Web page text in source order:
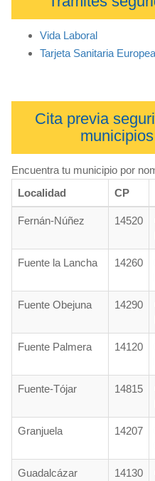
Vida Laboral
Tarjeta Sanitaria Europea
Cita previa
Encuentra tu municipio por
Localidad
CP
Fernán-Núñez 14520
Fuente la Lancha 14260
Fuente Obejuna 14290
Fuente Palmera 14120
Fuente-Tójar 14815
Granjuela 14207
Guadalcázar 14130